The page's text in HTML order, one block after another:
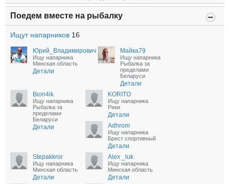
Поедем вместе на рыбалку
Ищут напарников 16
Юрий_Владимирович
Ищу напарника
Минская область
Детали
Майка79
Ищу напарника
Рыбалка за
пределами
Беларуси
Детали
Bion4ik
Ищу напарника
Рыбалка за
пределами
Беларуси
Детали
KORITO
Ищу напарника
Реки
Детали
Adhrom
Ищу напарника
Брест спортивный
Детали
Stepakkror
Ищу напарника
Минская область
Детали
Alex _luk
Ищу напарника
Минская область
Детали